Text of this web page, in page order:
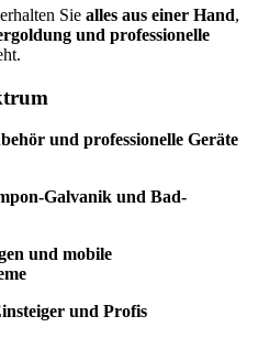
erhalten Sie alles aus einer Hand,
und professionelle
und professionelle Geräte
Galvanik und Bad-
und mobile
und Profis